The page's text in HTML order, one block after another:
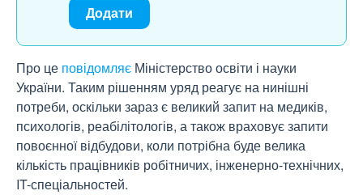
Додати
Про це повідомляє Міністерство освіти і науки
України. Таким рішенням уряд реагує на нинішні
потреби, оскільки зараз є великий запит на медиків,
психологів, реабілітологів, а також враховує запити
повоєнної відбудови, коли потрібна буде велика
кількість працівників робітничих, інженерно-технічних,
IT-спеціальностей.